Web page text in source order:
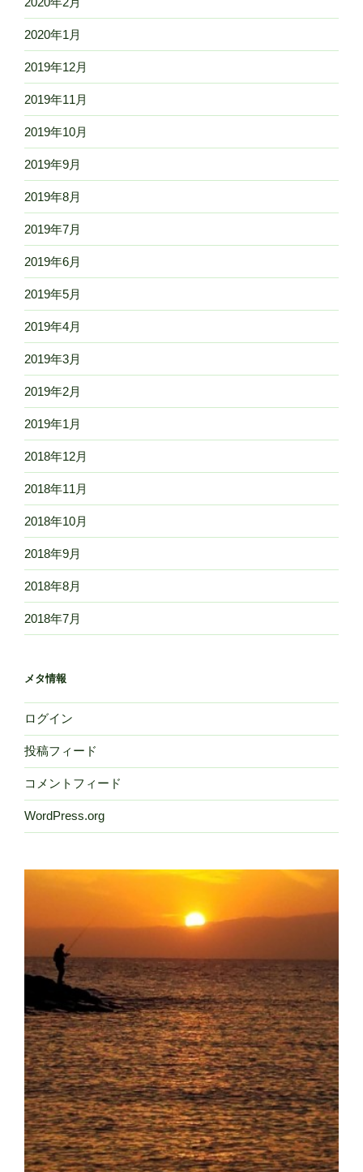
2020年1月
2019年12月
2019年11月
2019年10月
2019年9月
2019年8月
2019年7月
2019年6月
2019年5月
2019年4月
2019年3月
2019年2月
2019年1月
2018年12月
2018年11月
2018年10月
2018年9月
2018年8月
2018年7月
メタ情報
ログイン
投稿フィード
コメントフィード
WordPress.org